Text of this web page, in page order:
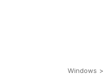
Windows